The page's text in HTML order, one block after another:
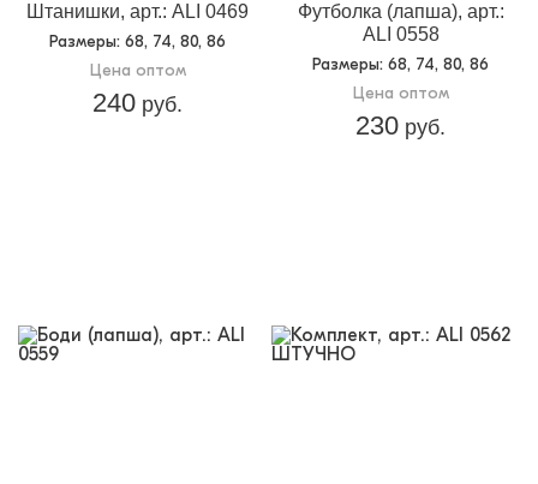
Штанишки, арт.: ALI 0469
Размеры: 68, 74, 80, 86
Цена оптом
240 руб.
Футболка (лапша), арт.:
ALI 0558
Размеры: 68, 74, 80, 86
Цена оптом
230 руб.